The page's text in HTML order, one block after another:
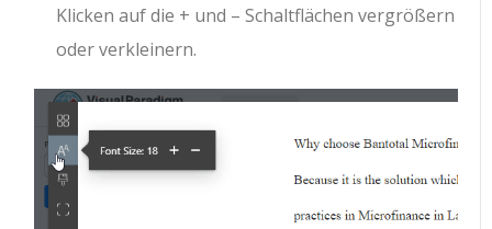
Klicken auf die + und – Schaltflächen vergrößern
oder verkleinern.